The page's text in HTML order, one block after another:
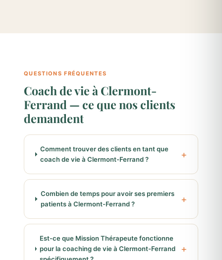
QUESTIONS FRÉQUENTES
Coach de vie à Clermont-
Ferrand — ce que nos clients
demandent
Comment trouver des clients en tant que
coach de vie à Clermont-Ferrand ?
Combien de temps pour avoir ses premiers
patients à Clermont-Ferrand ?
Est-ce que Mission Thérapeute fonctionne
pour la coaching de vie à Clermont-Ferrand